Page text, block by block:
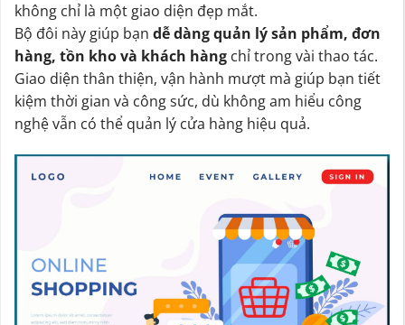
không chỉ là một giao diện đẹp mắt.
Bộ đôi này giúp bạn dễ dàng quản lý sản phẩm, đơn
hàng, tồn kho và khách hàng chỉ trong vài thao tác.
Giao diện thân thiện, vận hành mượt mà giúp bạn tiết
kiệm thời gian và công sức, dù không am hiểu công
nghệ vẫn có thể quản lý cửa hàng hiệu quả.